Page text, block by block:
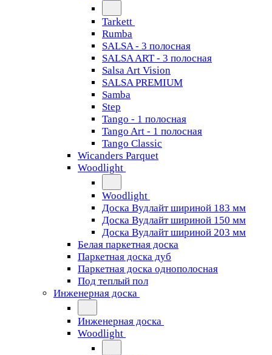
Tarkett
Rumba
SALSA - 3 полосная
SALSA ART - 3 полосная
Salsa Art Vision
SALSA PREMIUM
Samba
Step
Tango - 1 полосная
Tango Art - 1 полосная
Tango Classiс
Wicanders Parquet
Woodlight
Woodlight
Доска Вудлайт шириной 183 мм
Доска Вудлайт шириной 150 мм
Доска Вудлайт шириной 203 мм
Белая паркетная доска
Паркетная доска дуб
Паркетная доска однополосная
Под теплый пол
Инженерная доска
Инженерная доска
Woodlight